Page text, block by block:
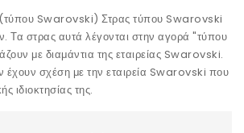
Swarovski) Στρας τύπου Swarovski
Τα στρας αυτά λέγονται στην αγορά "τύπου
με διαμάντια της εταιρείας Swarovski.
έχουν σχέση με την εταιρεία Swarovski που
ιδιοκτησίας της.